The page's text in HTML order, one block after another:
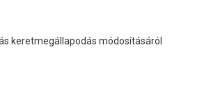
keretmegállapodás módosításáról